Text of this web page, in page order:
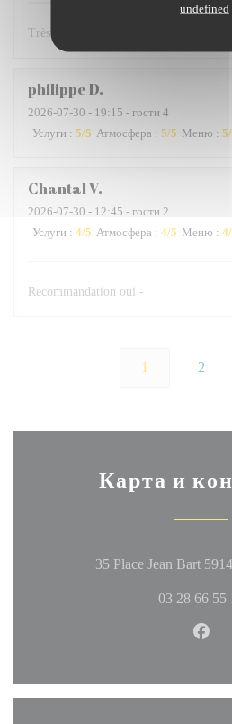
undefined
Très bon restaurant
philippeD
2026-07-30 - 19:15 - гости 4
Услуги : 5/5 Атмосфера : 5/5 Меню : 5
ChantalV
2026-07-30 - 12:45 - гости 2
Услуги : 4/5 Атмосфера : 4/5 Меню : 4
Recommandation oui -
1 2
Карта и
35 Place Jean Bart
03 28 66 55